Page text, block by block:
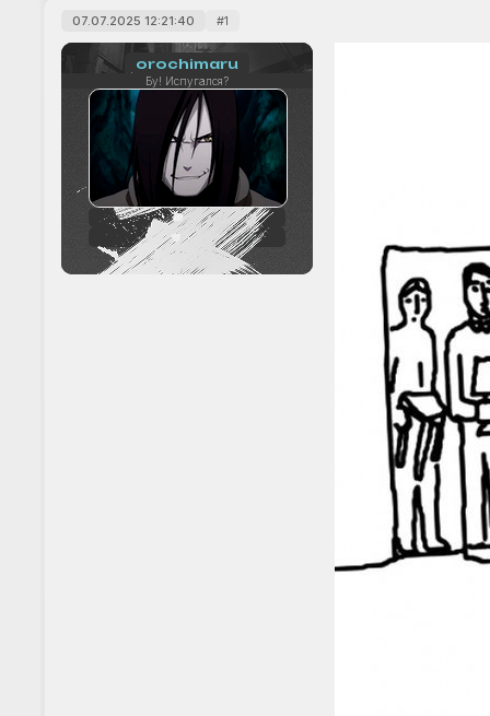
1
07.07.2025 12:21:40
orochimaru
Бу! Испугался?
56
+10